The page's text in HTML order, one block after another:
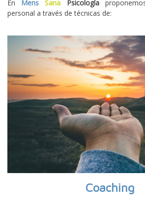
En Mens Sana Psicología
personal a través de técnicas de:
Coaching